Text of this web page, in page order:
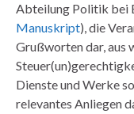
Abteilung Politik bei
Manuskript), die
Grußworten dar, aus
Dienste und Werke
relevantes Anliegen